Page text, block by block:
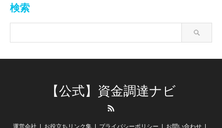
検索
【公式】資金調達ナビ
運営会社 お役立ちリンク集 プライバシーポリシー お問い合わせ